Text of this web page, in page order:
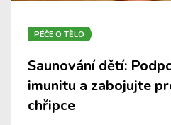
PÉČE O TĚLO
Saunování dětí:
imunitu a zabojujte
chřipce